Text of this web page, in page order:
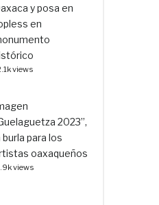
y posa en
en
views
2023”,
burla para los
oaxaqueños
views